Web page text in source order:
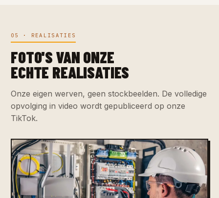
05 · REALISATIES
FOTO'S VAN ONZE
ECHTE REALISATIES
Onze eigen werven, geen stockbeelden. De volledige
opvolging in video wordt gepubliceerd op onze
TikTok.